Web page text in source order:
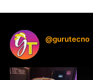
@gurutecno